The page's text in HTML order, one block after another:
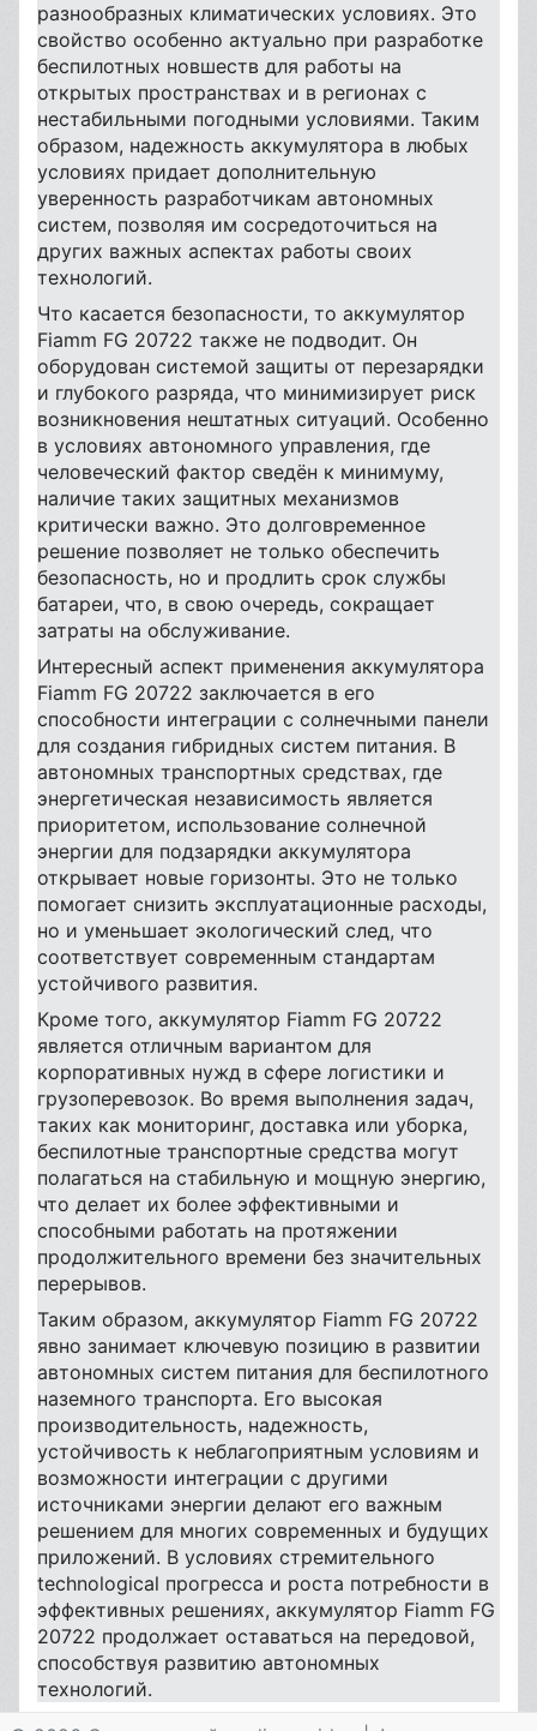
разнообразных климатических условиях. Это
свойство особенно актуально при разработке
беспилотных новшеств для работы на
открытых пространствах и в регионах с
нестабильными погодными условиями. Таким
образом, надежность аккумулятора в любых
условиях придает дополнительную
уверенность разработчикам автономных
систем, позволяя им сосредоточиться на
других важных аспектах работы своих
технологий.
Что касается безопасности, то аккумулятор
Fiamm FG 20722 также не подводит. Он
оборудован системой защиты от перезарядки
и глубокого разряда, что минимизирует риск
возникновения нештатных ситуаций. Особенно
в условиях автономного управления, где
человеческий фактор сведён к минимуму,
наличие таких защитных механизмов
критически важно. Это долговременное
решение позволяет не только обеспечить
безопасность, но и продлить срок службы
батареи, что, в свою очередь, сокращает
затраты на обслуживание.
Интересный аспект применения аккумулятора
Fiamm FG 20722 заключается в его
способности интеграции с солнечными панели
для создания гибридных систем питания. В
автономных транспортных средствах, где
энергетическая независимость является
приоритетом, использование солнечной
энергии для подзарядки аккумулятора
открывает новые горизонты. Это не только
помогает снизить эксплуатационные расходы,
но и уменьшает экологический след, что
соответствует современным стандартам
устойчивого развития.
Кроме того, аккумулятор Fiamm FG 20722
является отличным вариантом для
корпоративных нужд в сфере логистики и
грузоперевозок. Во время выполнения задач,
таких как мониторинг, доставка или уборка,
беспилотные транспортные средства могут
полагаться на стабильную и мощную энергию,
что делает их более эффективными и
способными работать на протяжении
продолжительного времени без значительных
перерывов.
Таким образом, аккумулятор Fiamm FG 20722
явно занимает ключевую позицию в развитии
автономных систем питания для беспилотного
наземного транспорта. Его высокая
производительность, надежность,
устойчивость к неблагоприятным условиям и
возможности интеграции с другими
источниками энергии делают его важным
решением для многих современных и будущих
приложений. В условиях стремительного
technological прогресса и роста потребности в
эффективных решениях, аккумулятор Fiamm FG
20722 продолжает оставаться на передовой,
способствуя развитию автономных
технологий.